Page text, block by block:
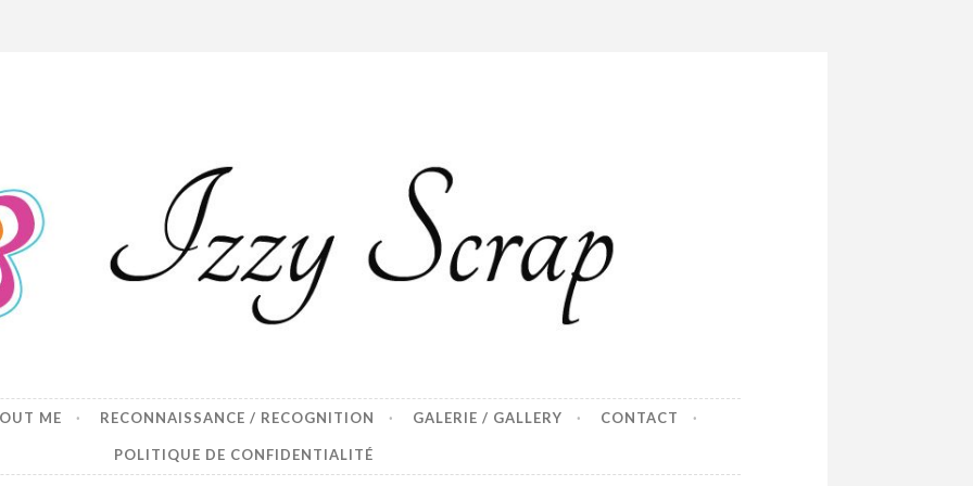
ME RECONNAISSANCE / RECOGNITION GALERIE / GALLERY CONTACT
POLITIQUE DE CONFIDENTIALITÉ